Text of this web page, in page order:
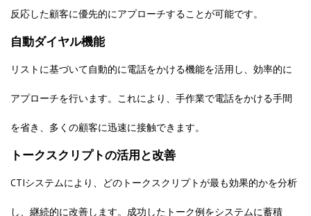
反応した顧客に優先的にアプローチすることが可能です。
自動ダイヤル機能
リストに基づいて自動的に電話をかける機能を活用し、効率的に
アプローチを行います。これにより、手作業で電話をかける手間
を省き、多くの顧客に迅速に接触できます。
トークスクリプトの活用と改善
CTIシステムにより、どのトークスクリプトが最も効果的かを分析
し、継続的に改善します。成功したトーク例をシステムに蓄積